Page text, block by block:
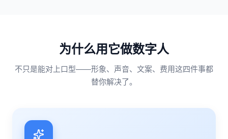
为什么用它做数字人
不只是能对上口型——形象、声音、文案、费用这四件事都
替你解决了。